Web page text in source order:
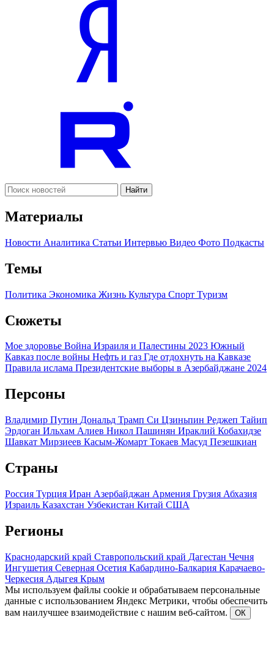
Найти
Материалы
Новости Аналитика Статьи Интервью Видео Фото Подкасты
Темы
Политика Экономика Жизнь Культура Спорт Туризм
Сюжеты
Мое здоровье Война Израиля и Палестины 2023 Южный
Кавказ после войны Нефть и газ Где отдохнуть на Кавказе
Правила ислама Президентские выборы в Азербайджане 2024
Персоны
Владимир Путин Дональд Трамп Си Цзиньпин Реджеп Тайип
Эрдоган Ильхам Алиев Никол Пашинян Ираклий Кобахидзе
Шавкат Мирзиеев Касым-Жомарт Токаев Масуд Пезешкиан
Страны
Россия Турция Иран Азербайджан Армения Грузия Абхазия
Израиль Казахстан Узбекистан Китай США
Регионы
Краснодарский край Ставропольский край Дагестан Чечня
Ингушетия Северная Осетия Кабардино-Балкария Карачаево-
Черкесия Адыгея Крым
Мы используем файлы cookie и обрабатываем персональные
данные с использованием Яндекс Метрики, чтобы обеспечить
вам наилучшее взаимодействие с нашим веб-сайтом.
ОК